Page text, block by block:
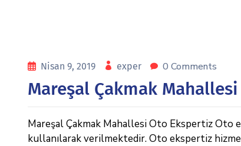
Nisan 9, 2019 exper 0 Comments
Mareşal Çakmak
Mareşal Çakmak Mahallesi Oto Ekspertiz
kullanılarak verilmektedir. Oto ekspertiz